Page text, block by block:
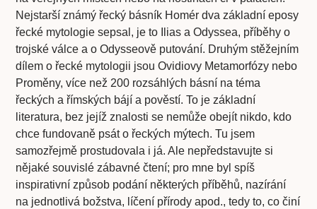
Nejstarší známý řecký básník Homér dva základní eposy
řecké mytologie sepsal, je to Ilias a Odyssea, příběhy o
trojské válce a o Odysseově putování. Druhým stěžejním
dílem o řecké mytologii jsou Ovidiovy Metamorfózy nebo
Proměny, více než 200 rozsáhlých básní na téma
řeckých a římských bájí a pověstí. To je základní
literatura, bez jejíž znalosti se nemůže obejít nikdo, kdo
chce fundovaně psát o řeckých mýtech. Tu jsem
samozřejmě prostudovala i já. Ale nepředstavujte si
nějaké souvislé zábavné čtení; pro mne byl spíš
inspirativní způsob podání některých příběhů, nazírání
na jednotlivá božstva, líčení přírody apod., tedy to, co činí